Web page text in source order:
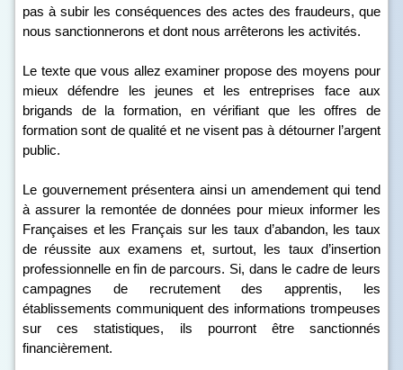
pas à subir les conséquences des actes des fraudeurs, que
nous sanctionnerons et dont nous arrêterons les activités.
Le texte que vous allez examiner propose des moyens pour
mieux défendre les jeunes et les entreprises face aux
brigands de la formation, en vérifiant que les offres de
formation sont de qualité et ne visent pas à détourner l’argent
public.
Le gouvernement présentera ainsi un amendement qui tend
à assurer la remontée de données pour mieux informer les
Françaises et les Français sur les taux d’abandon, les taux
de réussite aux examens et, surtout, les taux d’insertion
professionnelle en fin de parcours. Si, dans le cadre de leurs
campagnes de recrutement des apprentis, les
établissements communiquent des informations trompeuses
sur ces statistiques, ils pourront être sanctionnés
financièrement.